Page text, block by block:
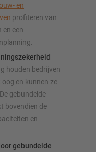
en
profiteren van
en een
houden bedrijven
en kunnen ze
gebundelde
bovendien de
en
gebundelde